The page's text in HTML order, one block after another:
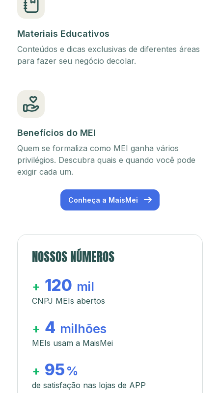
Materiais Educativos
Conteúdos e dicas exclusivas de diferentes áreas
para fazer seu negócio decolar.
Benefícios do MEI
Quem se formaliza como MEI ganha vários
privilégios. Descubra quais e quando você pode
exigir cada um.
Conheça a MaisMei
NOSSOS NÚMEROS
+ 120 mil
CNPJ MEIs abertos
+ 4 milhões
MEIs usam a MaisMei
+ 95 %
de satisfação nas lojas de APP